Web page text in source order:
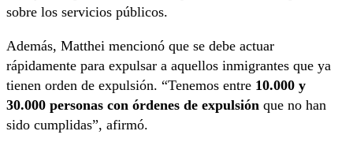
sobre los servicios públicos.
Además, Matthei mencionó que se debe actuar
rápidamente para expulsar a aquellos inmigrantes que ya
tienen orden de expulsión. “Tenemos entre 10.000 y
30.000 personas con órdenes de expulsión que no han
sido cumplidas”, afirmó.